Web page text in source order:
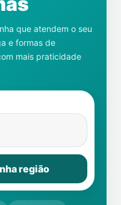
que atendem o seu
e formas de
mais praticidade
região